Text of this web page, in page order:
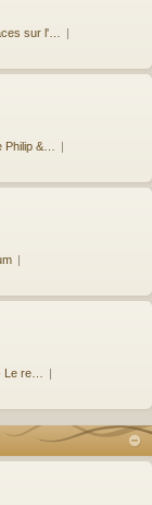
sur l'…
Philip &…
Le re…